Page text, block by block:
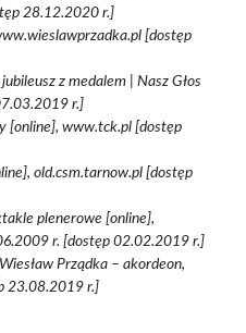
28.12.2020 r.]
[dostęp
z medalem | Nasz Głos
r.]
[online], www.tck.pl [dostęp
old.csm.tarnow.pl [dostęp
plenerowe [online],
r. [dostęp 02.02.2019 r.]
Prządka – akordeon,
23.08.2019 r.]